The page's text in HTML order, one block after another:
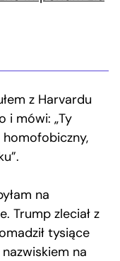
z Harvardu
i mówi: „Ty
na
Trump zleciał z
tysiące
na